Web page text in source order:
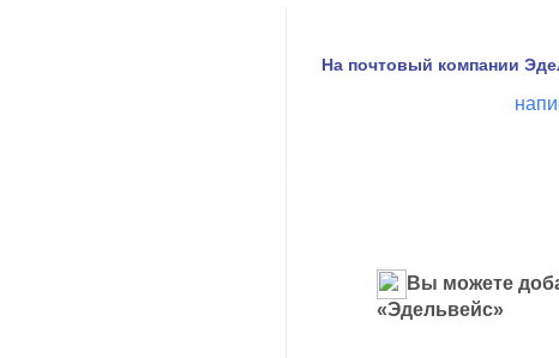
На почтовый компании
Вы можете
«Эдельвейс»